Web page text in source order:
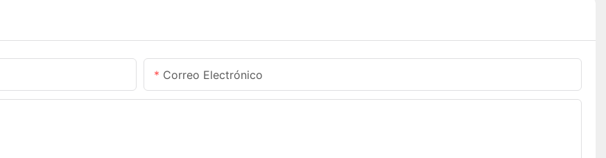
Correo Electrónico